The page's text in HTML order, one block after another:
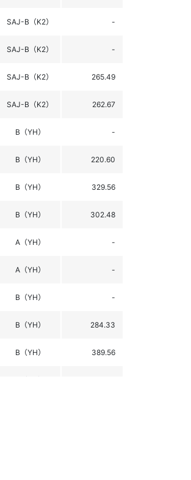
SAJ-B（K2） -
SAJ-B（K2） -
SAJ-B（K2） 265.49
SAJ-B（K2） 262.67
B（YH） -
B（YH） 220.60
B（YH） 329.56
B（YH） 302.48
A（YH） -
A（YH） -
B（YH） -
B（YH） 284.33
B（YH） 389.56